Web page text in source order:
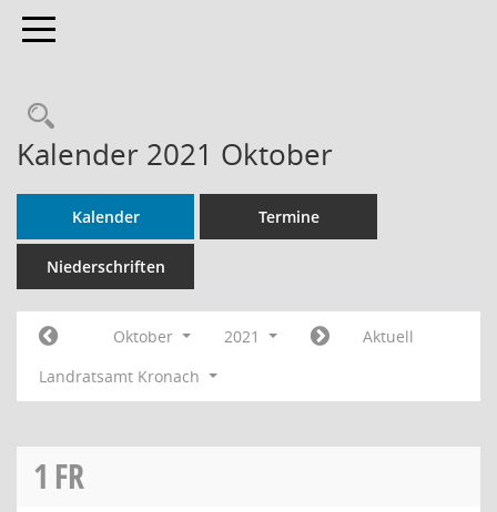
Toggle navigation
Rechercheauswahl
Kalender 2021 Oktober
Kalender Termine
Niederschriften
Oktober 2021
Aktuell
Landratsamt Kronach
1 FR